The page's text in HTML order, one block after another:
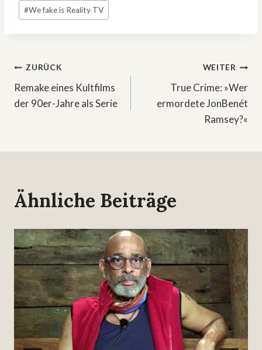
#We fake is Reality TV
Beitragsnavigation
ZURÜCK
Remake eines Kultfilms
der 90er-Jahre als Serie
WEITER
True Crime: »Wer
ermordete JonBenét
Ramsey?«
Ähnliche Beiträge